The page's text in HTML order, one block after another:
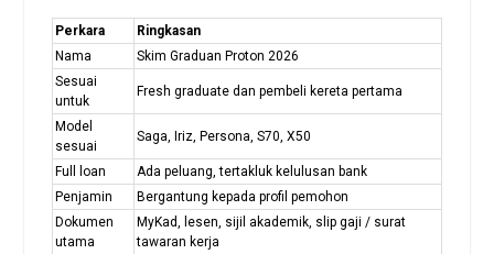
Perkara
Ringkasan
Nama
Skim Graduan Proton 2026
Sesuai
untuk
Fresh graduate dan pembeli kereta pertama
Model
sesuai
Saga, Iriz, Persona, S70, X50
Full loan
Ada peluang, tertakluk kelulusan bank
Penjamin
Bergantung kepada profil pemohon
Dokumen
utama
MyKad, lesen, sijil akademik, slip gaji / surat
tawaran kerja